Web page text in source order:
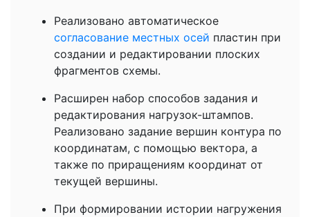
Реализовано автоматическое
согласование местных осей пластин при
создании и редактировании плоских
фрагментов схемы.
Расширен набор способов задания и
редактирования нагрузок-штампов.
Реализовано задание вершин контура по
координатам, с помощью вектора, а
также по приращениям координат от
текущей вершины.
При формировании истории нагружения